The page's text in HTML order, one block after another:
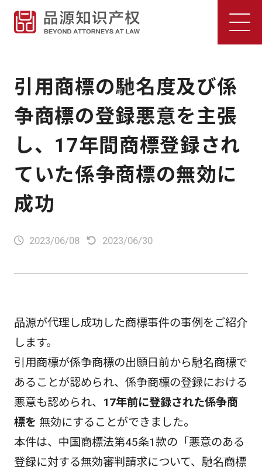
引用商標の馳名度及び係
争商標の登録悪意を主張
し、17年間商標登録され
ていた係争商標の無効に
成功
2023/06/08 2023/06/30
品源が代理し成功した商標事件の事例をご紹介
します。
引用商標が係争商標の出願日前から馳名商標で
あることが認められ、係争商標の登録における
悪意も認められ、 17年前に登録された係争商
標を 無効にすることができました。
本件は、中国商標法第45条1款の「悪意のある
登録に対する無効審判請求について、馳名商標